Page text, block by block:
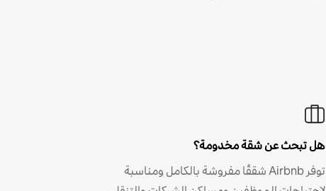
هل تبحث عن شقة مخدومة؟
توفر Airbnb شققًا مفروشة بالكامل ومناسبة